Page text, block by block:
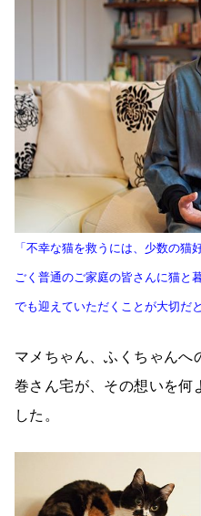
「不幸な猫を救うには、少数の猫
ごく普通のご家庭の皆さんに猫と
でも迎えていただくことが大切だ
マメちゃん、ふくちゃんへ
巻さん宅が、その想いを何
した。